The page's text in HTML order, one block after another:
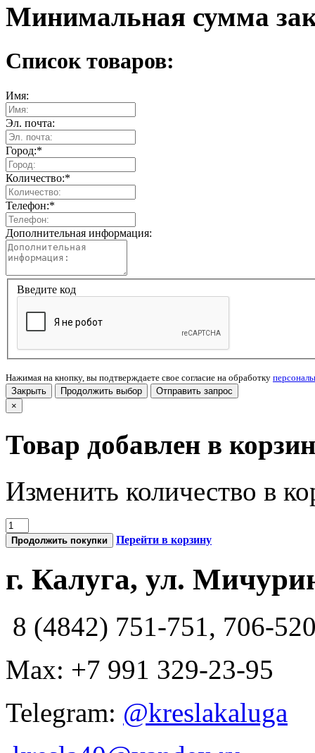
Минимальная сумма
Список товаров:
Имя:
Эл. почта:
Город:*
Количество:*
Телефон:*
Дополнительная информация:
Введите код
Нажимая на кнопку, вы подтверждаете свое согласие на обработку
Закрыть
Продолжить выбор
Отправить запрос
×
Товар добавлен в
Изменить количество в
Продолжить покупки Перейти в корзину
г. Калуга, ул.
8 (4842) 751-751, 706-
Max: +7 991 329-23-95
Telegram: @kreslakaluga